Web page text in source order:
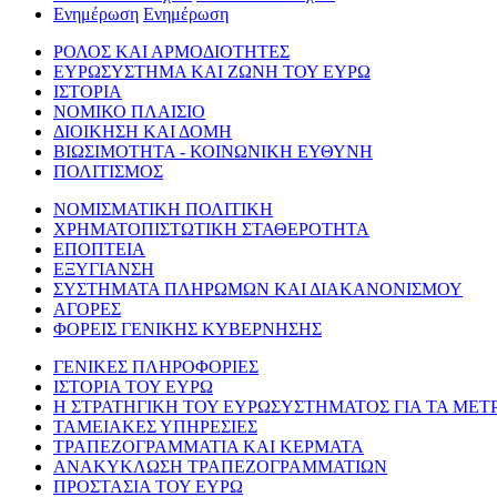
Ενημέρωση Ενημέρωση
ΡΟΛΟΣ ΚΑΙ ΑΡΜΟΔΙΟΤΗΤΕΣ
ΕΥΡΩΣΥΣΤΗΜΑ ΚΑΙ ΖΩΝΗ ΤΟΥ ΕΥΡΩ
ΙΣΤΟΡΙΑ
ΝΟΜΙΚΟ ΠΛΑΙΣΙΟ
ΔΙΟΙΚΗΣΗ ΚΑΙ ΔΟΜΗ
ΒΙΩΣΙΜΟΤΗΤΑ - ΚΟΙΝΩΝΙΚΗ ΕΥΘΥΝΗ
ΠΟΛΙΤΙΣΜΟΣ
ΝΟΜΙΣΜΑΤΙΚΗ ΠΟΛΙΤΙΚΗ
ΧΡΗΜΑΤΟΠΙΣΤΩΤΙΚΗ ΣΤΑΘΕΡΟΤΗΤΑ
ΕΠΟΠΤΕΙΑ
ΕΞΥΓΙΑΝΣΗ
ΣΥΣΤΗΜΑΤΑ ΠΛΗΡΩΜΩΝ ΚΑΙ ΔΙΑΚΑΝΟΝΙΣΜΟΥ
ΑΓΟΡΕΣ
ΦΟΡΕΙΣ ΓΕΝΙΚΗΣ ΚΥΒΕΡΝΗΣΗΣ
ΓΕΝΙΚΕΣ ΠΛΗΡΟΦΟΡΙΕΣ
ΙΣΤΟΡΙΑ ΤΟΥ ΕΥΡΩ
Η ΣΤΡΑΤΗΓΙΚΗ ΤΟΥ ΕΥΡΩΣΥΣΤΗΜΑΤΟΣ ΓΙΑ ΤΑ
ΤΑΜΕΙΑΚΕΣ ΥΠΗΡΕΣΙΕΣ
ΤΡΑΠΕΖΟΓΡΑΜΜΑΤΙΑ ΚΑΙ ΚΕΡΜΑΤΑ
ΑΝΑΚΥΚΛΩΣΗ ΤΡΑΠΕΖΟΓΡΑΜΜΑΤΙΩΝ
ΠΡΟΣΤΑΣΙΑ ΤΟΥ ΕΥΡΩ